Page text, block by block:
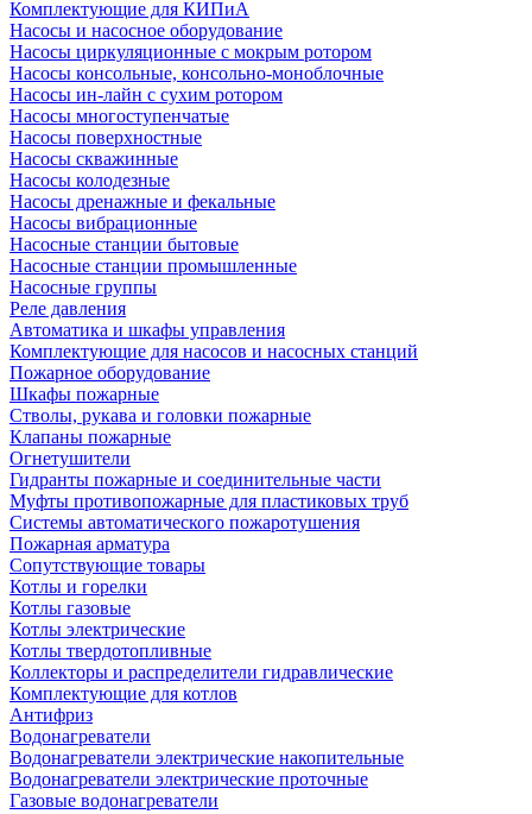
Комплектующие для КИПиА
Насосы и насосное оборудование
Насосы циркуляционные с мокрым ротором
Насосы консольные, консольно-моноблочные
Насосы ин-лайн с сухим ротором
Насосы многоступенчатые
Насосы поверхностные
Насосы скважинные
Насосы колодезные
Насосы дренажные и фекальные
Насосы вибрационные
Насосные станции бытовые
Насосные станции промышленные
Насосные группы
Реле давления
Автоматика и шкафы управления
Комплектующие для насосов и насосных станций
Пожарное оборудование
Шкафы пожарные
Стволы, рукава и головки пожарные
Клапаны пожарные
Огнетушители
Гидранты пожарные и соединительные части
Муфты противопожарные для пластиковых труб
Системы автоматического пожаротушения
Пожарная арматура
Сопутствующие товары
Котлы и горелки
Котлы газовые
Котлы электрические
Котлы твердотопливные
Коллекторы и распределители гидравлические
Комплектующие для котлов
Антифриз
Водонагреватели
Водонагреватели электрические накопительные
Водонагреватели электрические проточные
Газовые водонагреватели